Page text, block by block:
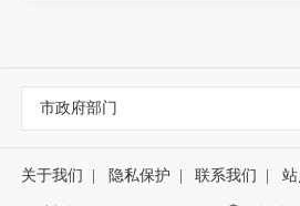
市政府部门
关于我们 隐私保护 联系我们 站